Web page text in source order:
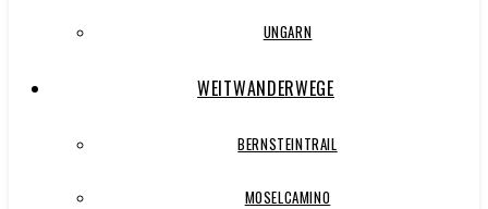
UNGARN
WEITWANDERWEGE
BERNSTEINTRAIL
MOSELCAMINO